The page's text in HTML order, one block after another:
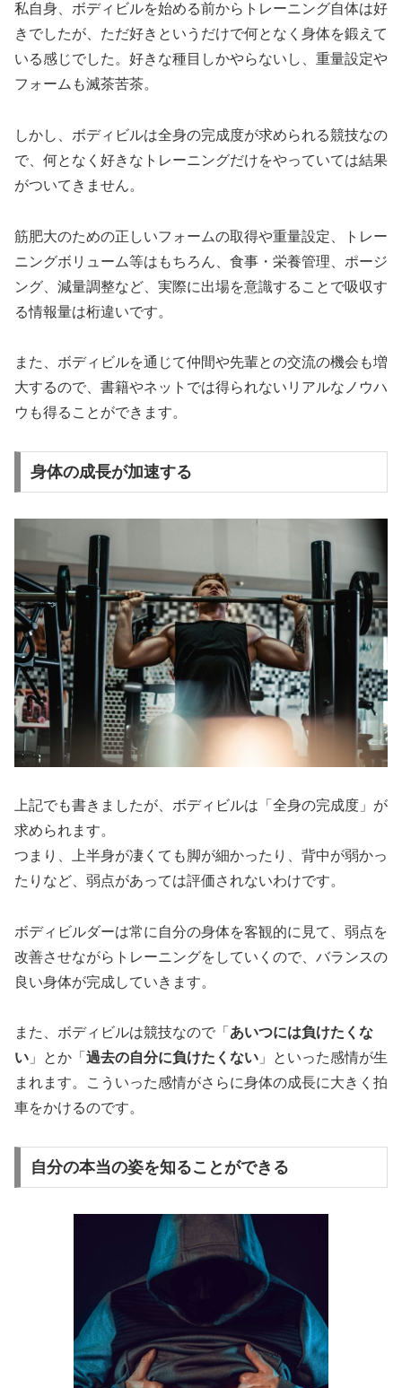
私自身、ボディビルを始める前からトレーニング自体は好
きでしたが、ただ好きというだけで何となく身体を鍛えて
いる感じでした。好きな種目しかやらないし、重量設定や
フォームも滅茶苦茶。
しかし、ボディビルは全身の完成度が求められる競技なの
で、何となく好きなトレーニングだけをやっていては結果
がついてきません。
筋肥大のための正しいフォームの取得や重量設定、トレー
ニングボリューム等はもちろん、食事・栄養管理、ポージ
ング、減量調整など、実際に出場を意識することで吸収す
る情報量は桁違いです。
また、ボディビルを通じて仲間や先輩との交流の機会も増
大するので、書籍やネットでは得られないリアルなノウハ
ウも得ることができます。
身体の成長が加速する
上記でも書きましたが、ボディビルは「全身の完成度」が
求められます。
つまり、上半身が凄くても脚が細かったり、背中が弱かっ
たりなど、弱点があっては評価されないわけです。
ボディビルダーは常に自分の身体を客観的に見て、弱点を
改善させながらトレーニングをしていくので、バランスの
良い身体が完成していきます。
また、ボディビルは競技なので「 あいつには負けたくな
い 」とか「 過去の自分に負けたくない 」といった感情が生
まれます。こういった感情がさらに身体の成長に大きく拍
車をかけるのです。
自分の本当の姿を知ることができる